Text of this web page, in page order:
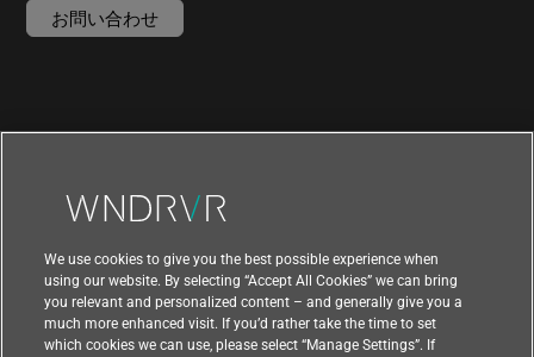
お問い合わせ
We use cookies to give you the best possible experience when
using our website. By selecting “Accept All Cookies” we can bring
you relevant and personalized content – and generally give you a
much more enhanced visit. If you’d rather take the time to set
which cookies we can use, please select “Manage Settings”. If